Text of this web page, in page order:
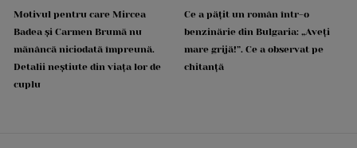
Motivul pentru care Mircea
Badea și Carmen Brumă nu
mănâncă niciodată împreună.
Detalii neștiute din viața lor de
cuplu
Ce a pățit un român într-o
benzinărie din Bulgaria: „Aveți
mare grijă!”. Ce a observat pe
chitanță